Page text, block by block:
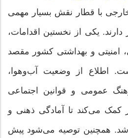
با قطار نقش بسیار مهمی
یکی از نخستین اقدامات،
و بهداشتی کشور مقصد
اطلاع از وضعیت آب‌وهوا،
عمومی و قوانین اجتماعی
می‌کند تا آمادگی ذهنی و
همچنین توصیه می‌شود پیش